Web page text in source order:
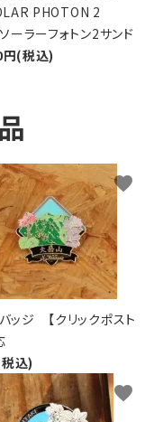
PHOTON 2
ラーフォトン2サンド
(税込)
ッジ 【クリックポスト
込)
favorite
favorite